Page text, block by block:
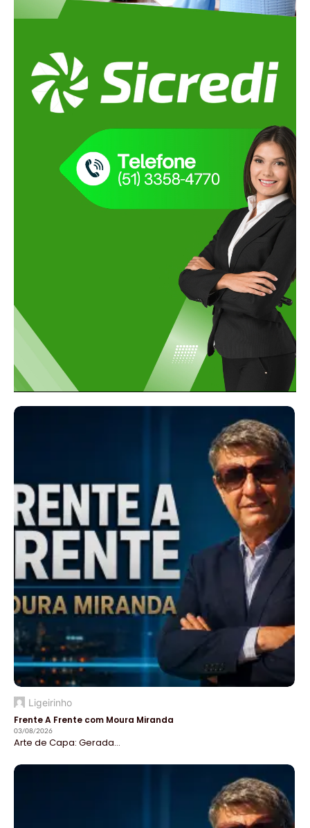
Ligeirinho
Frente A Frente com Moura Miranda
03/08/2026
Arte de Capa: Gerada...